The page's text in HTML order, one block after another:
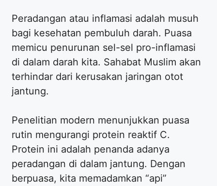
Peradangan atau inflamasi adalah musuh
bagi kesehatan pembuluh darah. Puasa
memicu penurunan sel-sel pro-inflamasi
di dalam darah kita. Sahabat Muslim akan
terhindar dari kerusakan jaringan otot
jantung.
Penelitian modern menunjukkan puasa
rutin mengurangi protein reaktif C.
Protein ini adalah penanda adanya
peradangan di dalam jantung. Dengan
berpuasa, kita memadamkan “api”